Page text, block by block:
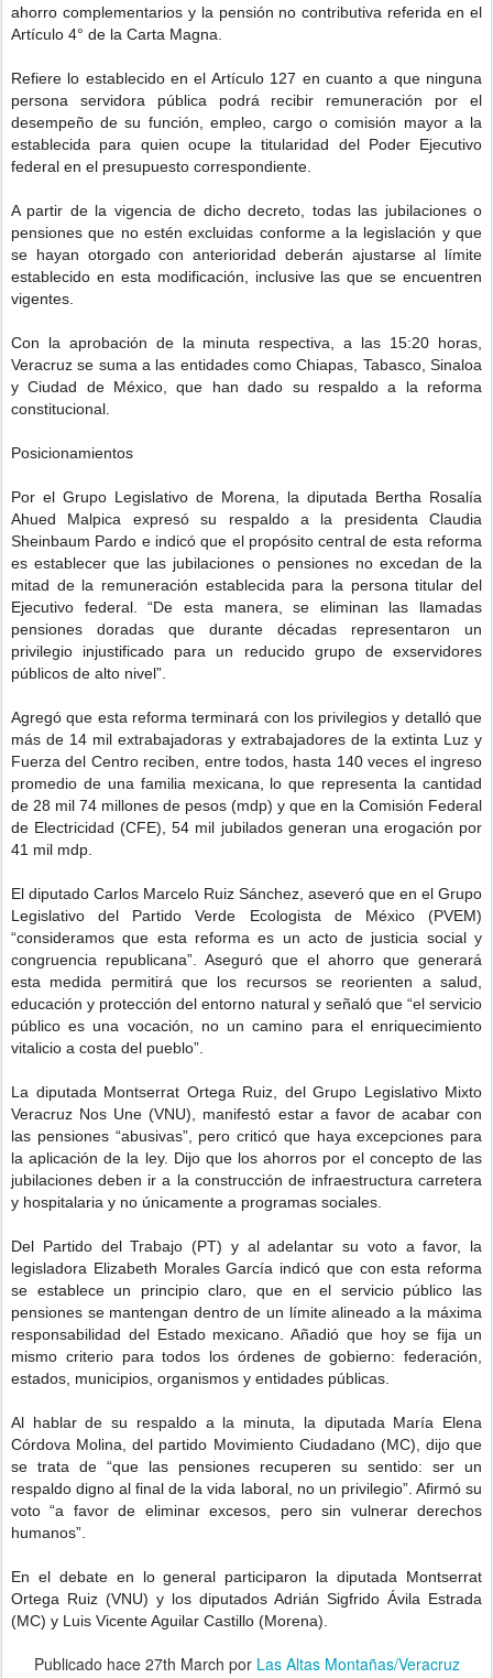
ahorro complementarios y la pensión no contributiva referida en el
Artículo 4° de la Carta Magna.
Refiere lo establecido en el Artículo 127 en cuanto a que ninguna
persona servidora pública podrá recibir remuneración por el
desempeño de su función, empleo, cargo o comisión mayor a la
establecida para quien ocupe la titularidad del Poder Ejecutivo
federal en el presupuesto correspondiente.
A partir de la vigencia de dicho decreto, todas las jubilaciones o
pensiones que no estén excluidas conforme a la legislación y que
se hayan otorgado con anterioridad deberán ajustarse al límite
establecido en esta modificación, inclusive las que se encuentren
vigentes.
Con la aprobación de la minuta respectiva, a las 15:20 horas,
Veracruz se suma a las entidades como Chiapas, Tabasco, Sinaloa
y Ciudad de México, que han dado su respaldo a la reforma
constitucional.
Posicionamientos
Por el Grupo Legislativo de Morena, la diputada Bertha Rosalía
Ahued Malpica expresó su respaldo a la presidenta Claudia
Sheinbaum Pardo e indicó que el propósito central de esta reforma
es establecer que las jubilaciones o pensiones no excedan de la
mitad de la remuneración establecida para la persona titular del
Ejecutivo federal. “De esta manera, se eliminan las llamadas
pensiones doradas que durante décadas representaron un
privilegio injustificado para un reducido grupo de exservidores
públicos de alto nivel”.
Agregó que esta reforma terminará con los privilegios y detalló que
más de 14 mil extrabajadoras y extrabajadores de la extinta Luz y
Fuerza del Centro reciben, entre todos, hasta 140 veces el ingreso
promedio de una familia mexicana, lo que representa la cantidad
de 28 mil 74 millones de pesos (mdp) y que en la Comisión Federal
de Electricidad (CFE), 54 mil jubilados generan una erogación por
41 mil mdp.
El diputado Carlos Marcelo Ruiz Sánchez, aseveró que en el Grupo
Legislativo del Partido Verde Ecologista de México (PVEM)
“consideramos que esta reforma es un acto de justicia social y
congruencia republicana”. Aseguró que el ahorro que generará
esta medida permitirá que los recursos se reorienten a salud,
educación y protección del entorno natural y señaló que “el servicio
público es una vocación, no un camino para el enriquecimiento
vitalicio a costa del pueblo”.
La diputada Montserrat Ortega Ruiz, del Grupo Legislativo Mixto
Veracruz Nos Une (VNU), manifestó estar a favor de acabar con
las pensiones “abusivas”, pero criticó que haya excepciones para
la aplicación de la ley. Dijo que los ahorros por el concepto de las
jubilaciones deben ir a la construcción de infraestructura carretera
y hospitalaria y no únicamente a programas sociales.
Del Partido del Trabajo (PT) y al adelantar su voto a favor, la
legisladora Elizabeth Morales García indicó que con esta reforma
se establece un principio claro, que en el servicio público las
pensiones se mantengan dentro de un límite alineado a la máxima
responsabilidad del Estado mexicano. Añadió que hoy se fija un
mismo criterio para todos los órdenes de gobierno: federación,
estados, municipios, organismos y entidades públicas.
Al hablar de su respaldo a la minuta, la diputada María Elena
Córdova Molina, del partido Movimiento Ciudadano (MC), dijo que
se trata de “que las pensiones recuperen su sentido: ser un
respaldo digno al final de la vida laboral, no un privilegio”. Afirmó su
voto “a favor de eliminar excesos, pero sin vulnerar derechos
humanos”.
En el debate en lo general participaron la diputada Montserrat
Ortega Ruiz (VNU) y los diputados Adrián Sigfrido Ávila Estrada
(MC) y Luis Vicente Aguilar Castillo (Morena).
Publicado hace 27th March por Las Altas Montañas/Veracruz